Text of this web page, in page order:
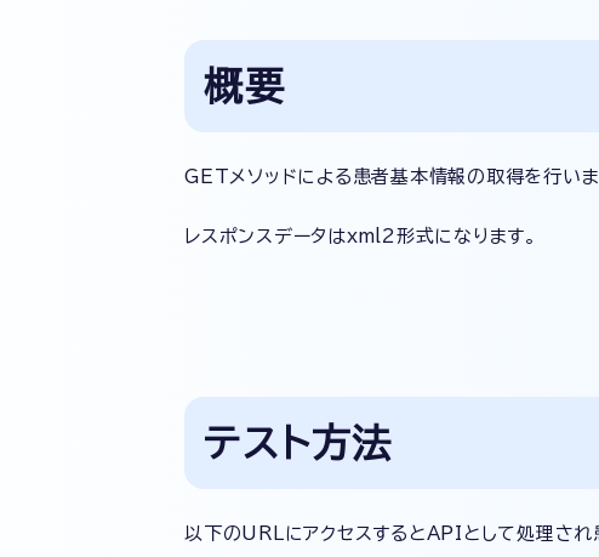
概要
GETメソッドによる患者基本情報の取得を行いま
レスポンスデータはxml2形式になります。
テスト方法
以下のURLにアクセスするとAPIとして処理され